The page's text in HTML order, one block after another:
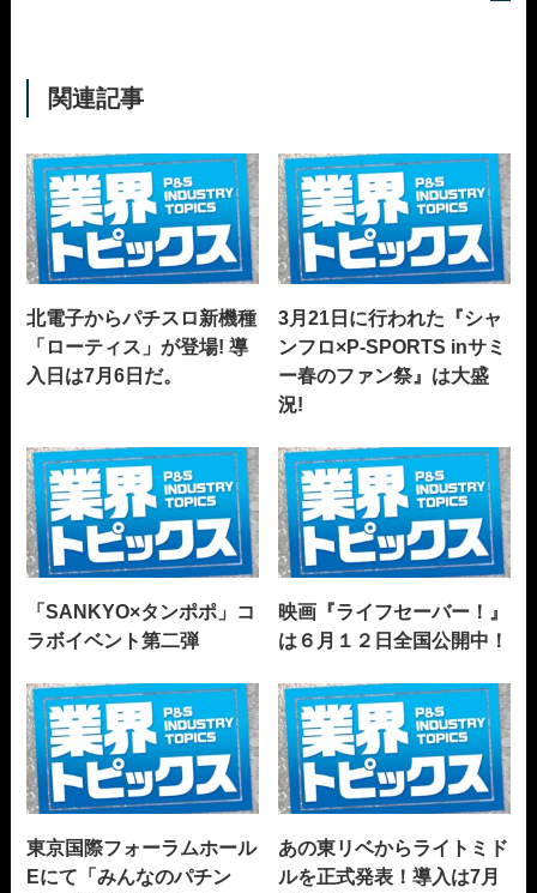
関連記事
北電子からパチスロ新機種
「ローティス」が登場! 導
入日は7月6日だ。
3月21日に行われた『シャ
ンフロ×P-SPORTS inサミ
ー春のファン祭』は大盛
況!
「SANKYO×タンポポ」コ
ラボイベント第二弾
映画『ライフセーバー！』
は６月１２日全国公開中！
東京国際フォーラムホール
Eにて「みんなのパチン
あの東リベからライトミド
ルを正式発表！導入は7月